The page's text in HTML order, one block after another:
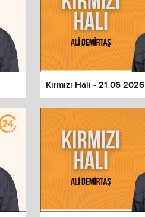
Kırmızı Halı - 21 06 2026